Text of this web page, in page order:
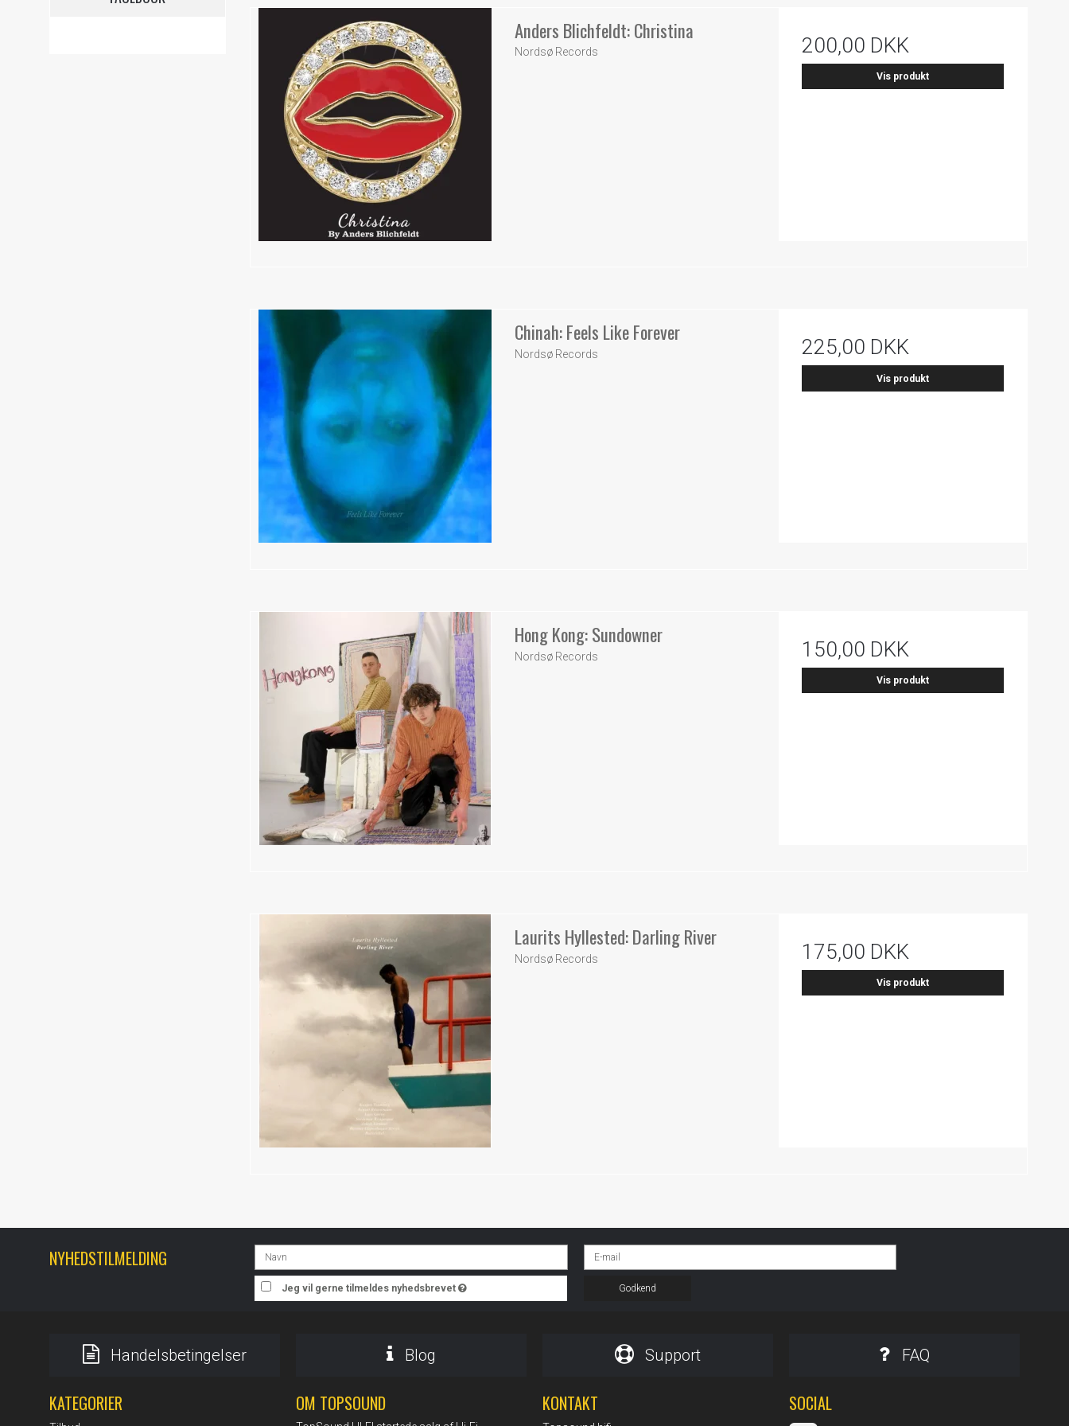
Anders Blichfeldt: Christina
Nordsø Records 200,00 DKK
Vis produkt
Chinah: Feels Like Forever
Nordsø Records 225,00 DKK
Vis produkt
Hong Kong: Sundowner
Nordsø Records 150,00 DKK
Vis produkt
Laurits Hyllested: Darling River
Nordsø Records 175,00 DKK
Vis produkt
NYHEDSTILMELDING
Jeg vil gerne tilmeldes nyhedsbrevet Godkend
Handelsbetingelser Blog Support FAQ
KATEGORIER OM TOPSOUND KONTAKT SOCIAL